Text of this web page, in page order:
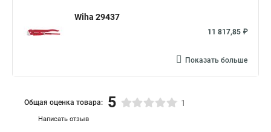
Wiha 29437
11 817,85 ₽
Показать больше
Написать отзыв
Общая оценка товара: 5 1